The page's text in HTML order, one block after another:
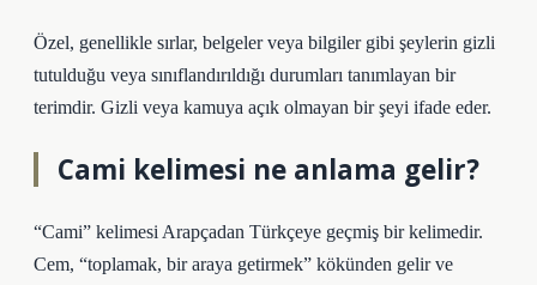
Özel, genellikle sırlar, belgeler veya bilgiler gibi şeylerin gizli
tutulduğu veya sınıflandırıldığı durumları tanımlayan bir
terimdir. Gizli veya kamuya açık olmayan bir şeyi ifade eder.
Cami kelimesi ne anlama gelir?
“Cami” kelimesi Arapçadan Türkçeye geçmiş bir kelimedir.
Cem, “toplamak, bir araya getirmek” kökünden gelir ve